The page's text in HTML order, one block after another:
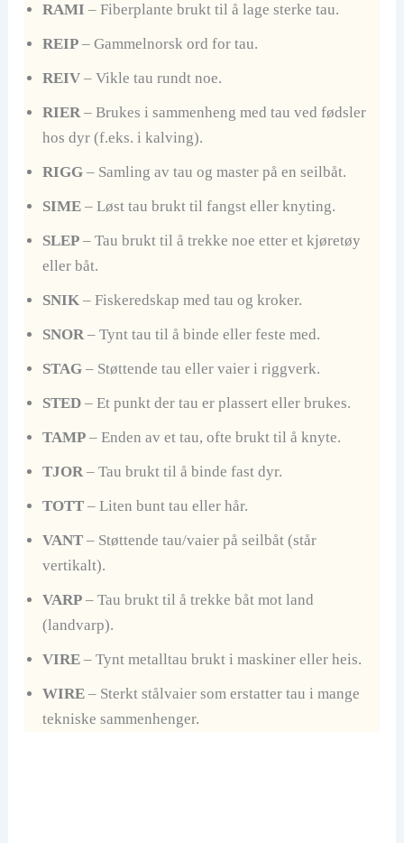
RAMI – Fiberplante brukt til å lage sterke tau.
REIP– Gammelnorsk ord for tau.
REIV– Vikle tau rundt noe.
RIER– Brukes i sammenheng med tau ved fødsler
hos dyr (f.eks. i kalving).
RIGG– Samling av tau og master på en seilbåt.
SIME– Løst tau brukt til fangst eller knyting.
SLEP– Tau brukt til å trekke noe etter et kjøretøy
eller båt.
SNIK– Fiskeredskap med tau og kroker.
SNOR– Tynt tau til å binde eller feste med.
STAG– Støttende tau eller vaier i riggverk.
STED– Et punkt der tau er plassert eller brukes.
TAMP– Enden av et tau, ofte brukt til å knyte.
TJOR– Tau brukt til å binde fast dyr.
TOTT– Liten bunt tau eller hår.
VANT– Støttende tau/vaier på seilbåt (står
vertikalt).
VARP– Tau brukt til å trekke båt mot land
(landvarp).
VIRE– Tynt metalltau brukt i maskiner eller heis.
WIRE– Sterkt stålvaier som erstatter tau i mange
tekniske sammenhenger.